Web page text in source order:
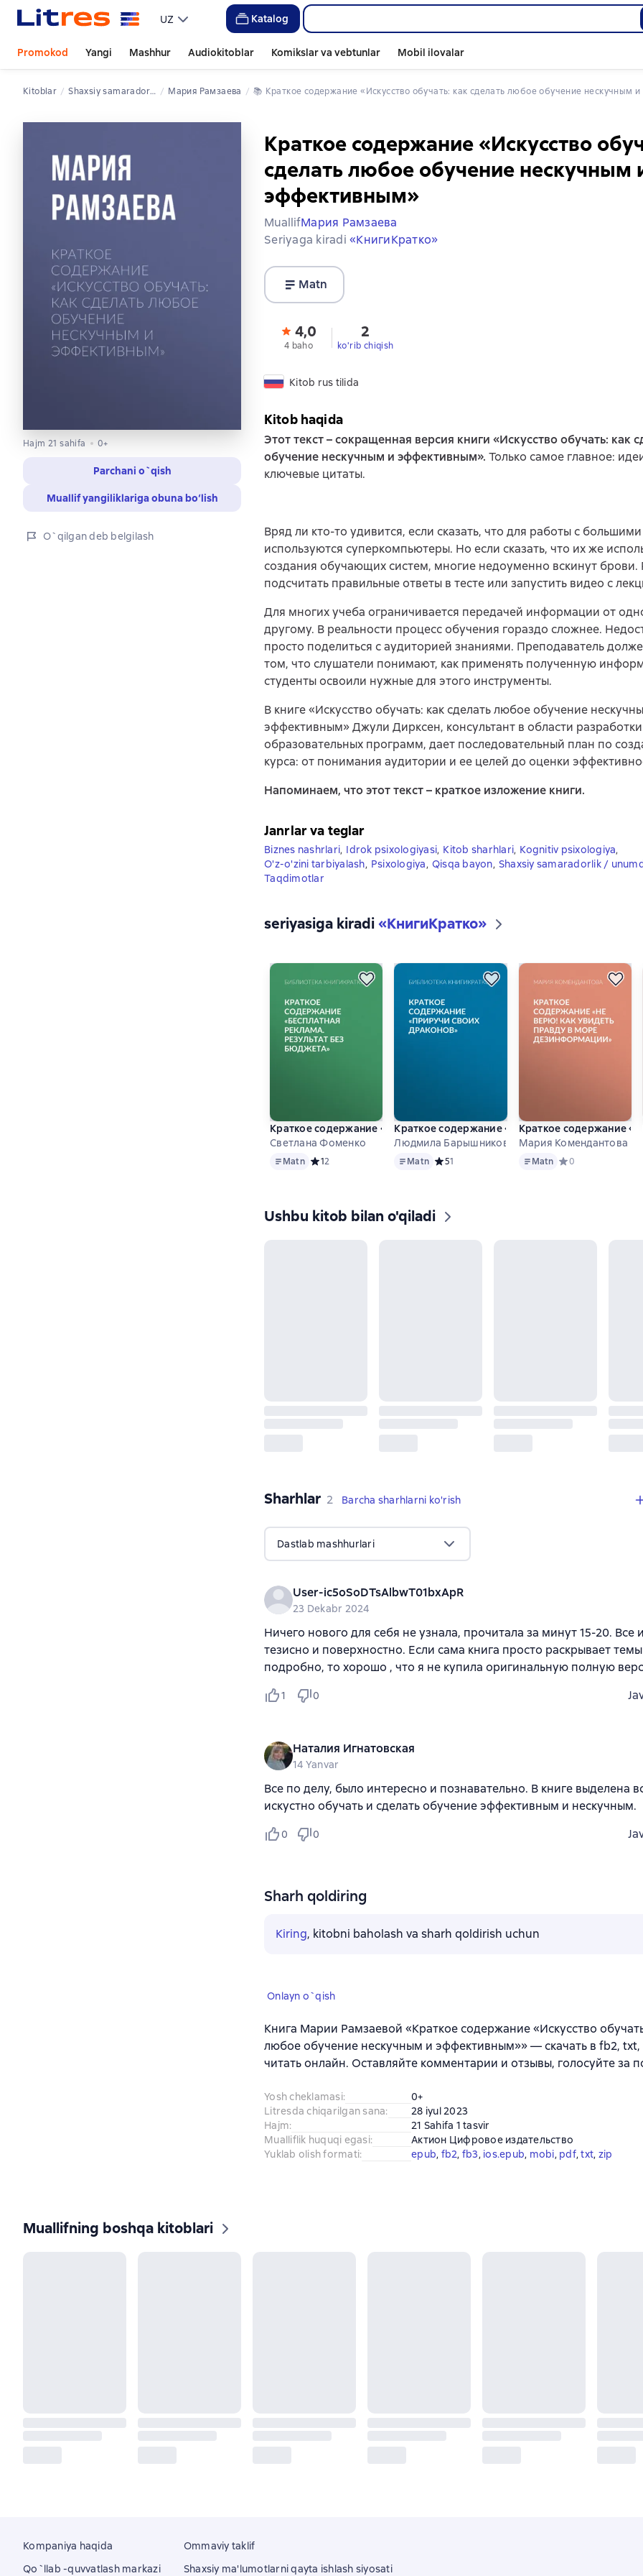
UZ Katalog
Promokod Yangi Mashhur Audiokitoblar Komikslar va vebtunlar Mobil ilovalar
Kitoblar shaxsiy samaradorlik / unumdorlik Мария Рамзаева 📚 Краткое содержание «Искусство обучать: как сделать любое обучение нескучным
Hajm 21 sahifa 0+
Parchani o`qish
Muallif yangiliklariga obuna bo‘lish
O`qilgan deb belgilash
Краткое содержание «Искусство
сделать любое обучение нескучным
эффективным»
MuallifМария Рамзаева
Seriyaga kiradi «КнигиКратко»
Matn
4,0
4 baho
2
ko'rib chiqish
Kitob rus tilida
Kitob haqida
Этот текст – сокращенная версия книги «Искусство обучать: как
обучение нескучным и эффективным». Только самое главное:
ключевые цитаты.
Вряд ли кто-то удивится, если сказать, что для работы с
используются суперкомпьютеры. Но если сказать, что их же
создания обучающих систем, многие недоуменно вскинут брови.
подсчитать правильные ответы в тесте или запустить видео с
Для многих учеба ограничивается передачей информации от
другому. В реальности процесс обучения гораздо сложнее.
просто поделиться с аудиторией знаниями. Преподаватель
том, что слушатели понимают, как применять полученную
студенты освоили нужные для этого инструменты.
В книге «Искусство обучать: как сделать любое обучение
эффективным» Джули Дирксен, консультант в области разработки
образовательных программ, дает последовательный план по
курса: от понимания аудитории и ее целей до оценки
Напоминаем, что этот текст – краткое изложение книги.
Janrlar va teglar
Biznes nashrlari, Idrok psixologiyasi, Kitob sharhlari, Kognitiv psixologiya,
O'z-o'zini tarbiyalash, Psixologiya, Qisqa bayon, Shaxsiy samaradorlik /
Taqdimotlar
seriyasiga kiradi«КнигиКратко»
Краткое содержание «Бесплатная реклама. Результат без бюджета»
Светлана Фоменко
MatnMatn Средний рейтинг 1 на основе 2 оценок
12
Краткое содержание «Приручи своих
Людмила Барышникова
MatnMatn Средний рейтинг 5 на основе 1 оценок
51
Краткое содержание
Мария Комендантова
MatnMatn Средний рейтинг 0
0
Ushbu kitob bilan o'qiladi
Sharhlar 2 sharhlar
2 Barcha sharhlarni ko'rish
Dastlab mashhurlari
User-ic5oSoDTsAlbwT01bxApR
23 Dekabr 2024
Ничего нового для себя не узнала, прочитала за минут 15-20. Все
тезисно и поверхностно. Если сама книга просто раскрывает
подробно, то хорошо , что я не купила оригинальную полную
1 0
Наталия Игнатовская
14 Yanvar
Все по делу, было интересно и познавательно. В книге выделена
искустно обучать и сделать обучение эффективным и нескучным.
0 0
Sharh qoldiring
Kiring, kitobni baholash va sharh qoldirish uchun
Onlayn o`qish
Книга Марии Рамзаевой «Краткое содержание «Искусство
любое обучение нескучным и эффективным»» — скачать в fb2,
читать онлайн. Оставляйте комментарии и отзывы, голосуйте за
Yosh cheklamasi:
0+
Litresda chiqarilgan sana:
28 iyul 2023
Hajm:
21 Sahifa 1 tasvir
Mualliflik huquqi egasi:
Актион Цифровое издательство
Yuklab olish formati: epub, fb2, fb3, ios.epub, mobi, pdf, txt, zip
Muallifning boshqa kitoblari
Kompaniya haqida
Qo`llab -quvvatlash markazi
Ommaviy taklif
Shaxsiy ma'lumotlarni qayta ishlash siyosati